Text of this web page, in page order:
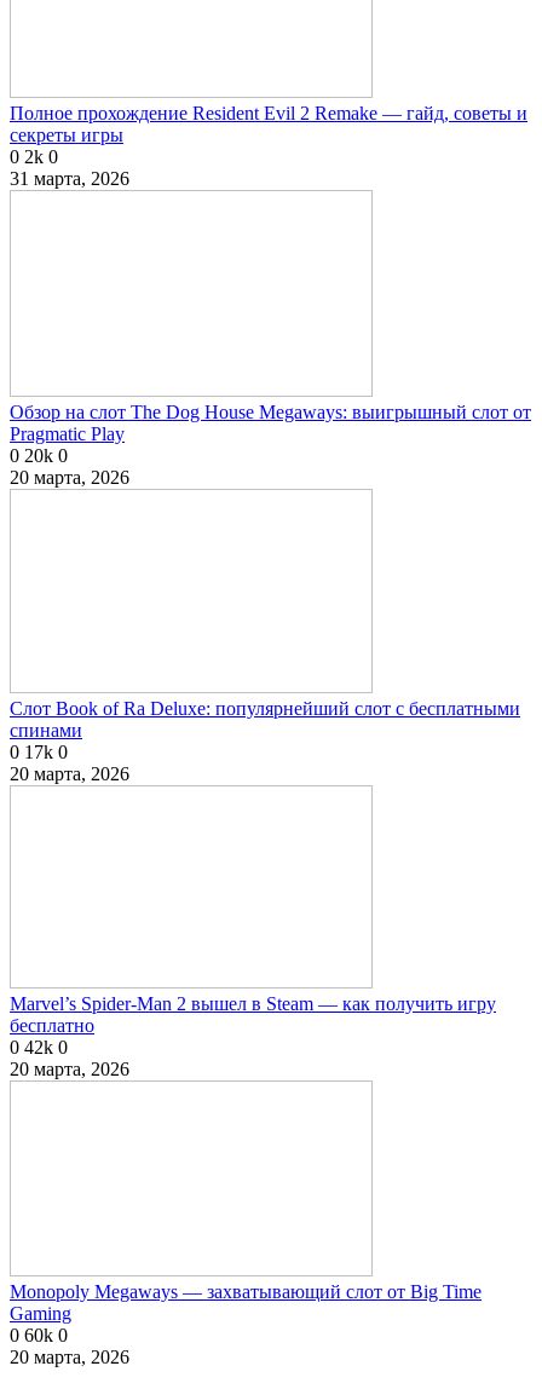
Полное прохождение Resident Evil 2 Remake — гайд, советы и
секреты игры
0 2k 0
31 марта, 2026
Обзор на слот The Dog House Megaways: выигрышный слот от
Pragmatic Play
0 20k 0
20 марта, 2026
Слот Book of Ra Deluxe: популярнейший слот с бесплатными
спинами
0 17k 0
20 марта, 2026
Marvel’s Spider-Man 2 вышел в Steam — как получить игру
бесплатно
0 42k 0
20 марта, 2026
Monopoly Megaways — захватывающий слот от Big Time
Gaming
0 60k 0
20 марта, 2026